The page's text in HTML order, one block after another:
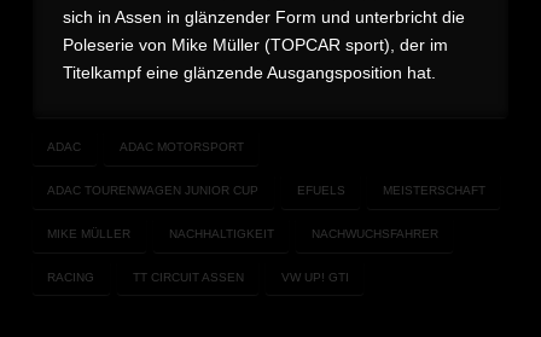
sich in Assen in glänzender Form und unterbricht die
Poleserie von Mike Müller (TOPCAR sport), der im
Titelkampf eine glänzende Ausgangsposition hat.
ADAC ADAC MOTORSPORT
ADAC TOURENWAGEN JUNIOR CUP EFUELS MEISTERSCHAFT
MIKE MÜLLER NACHHALTIGKEIT NACHWUCHSFAHRER
RACING TT CIRCUIT ASSEN VW UP! GTI